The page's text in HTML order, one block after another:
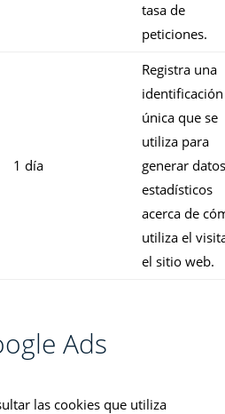
tasa de
peticiones.
1 día
Registra una
identificación
única que se
utiliza para
generar datos
estadísticos
acerca de
utiliza el
el sitio web.
Ads
las cookies que utiliza